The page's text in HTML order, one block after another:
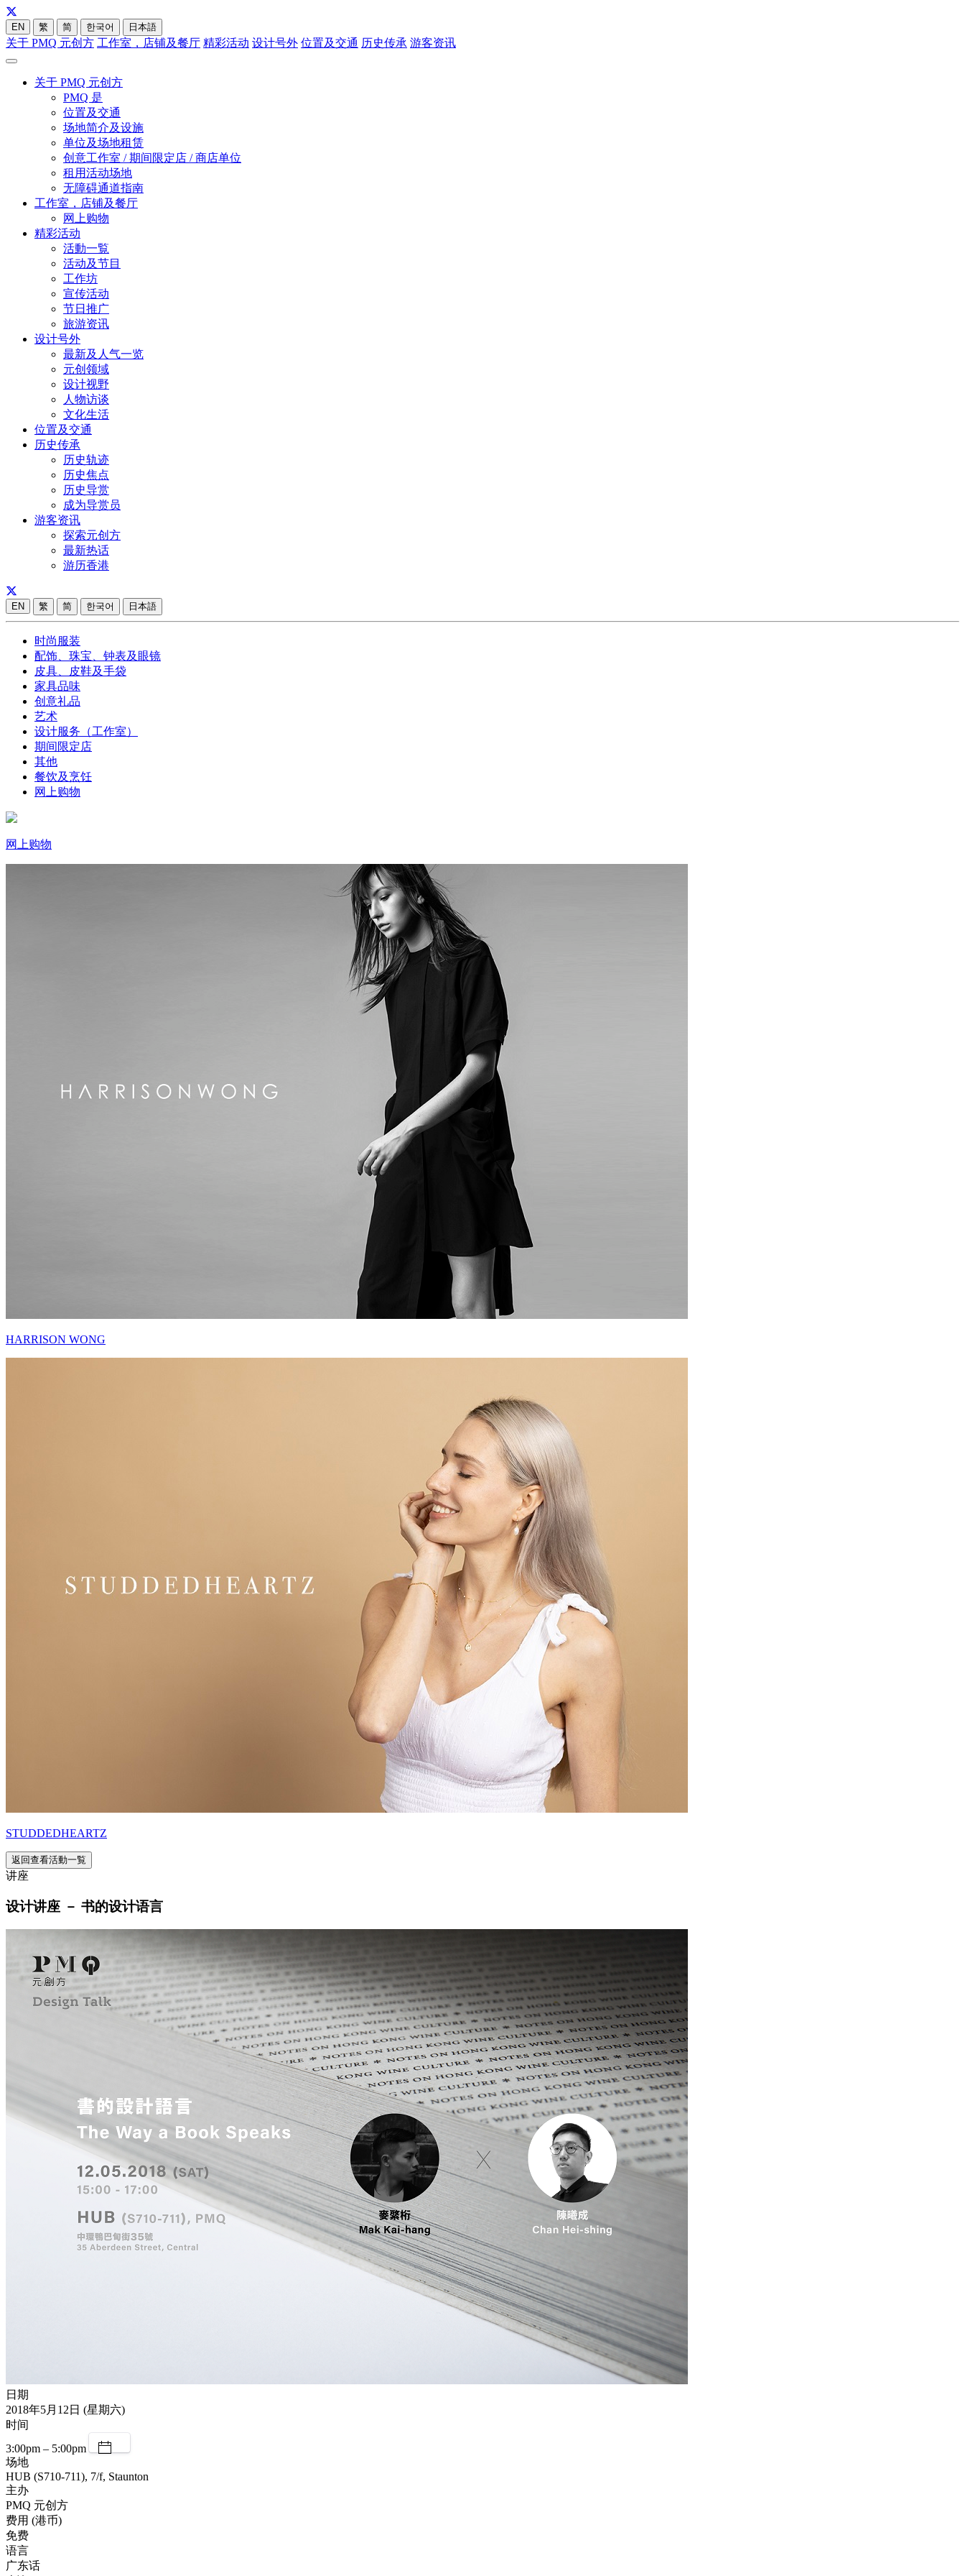
EN 繁 简 한국어 日本語
关于 PMQ 元创方 工作室，店铺及餐厅 精彩活动 设计号外 位置及交通 历史传承 游客资讯
关于 PMQ 元创方
PMQ 是
位置及交通
场地简介及设施
单位及场地租赁
创意工作室 / 期间限定店 / 商店单位
租用活动场地
无障碍通道指南
工作室，店铺及餐厅
网上购物
精彩活动
活動一覧
活动及节目
工作坊
宣传活动
节日推广
旅游资讯
设计号外
最新及人气一览
元创领域
设计视野
人物访谈
文化生活
位置及交通
历史传承
历史轨迹
历史焦点
历史导赏
成为导赏员
游客资讯
探索元创方
最新热话
游历香港
EN 繁 简 한국어 日本語
时尚服装
配饰、珠宝、钟表及眼镜
皮具、皮鞋及手袋
家具品味
创意礼品
艺术
设计服务（工作室）
期间限定店
其他
餐饮及烹饪
网上购物
网上购物
HARRISON WONG
STUDDEDHEARTZ
返回查看活動一覧
讲座
设计讲座 － 书的设计语言
日期
2018年5月12日 (星期六)
时间
3:00pm – 5:00pm
场地
HUB (S710-711), 7/f, Staunton
主办
PMQ 元创方
费用 (港币)
免费
语言
广东话